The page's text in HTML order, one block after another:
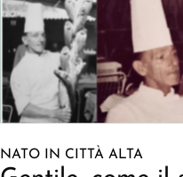
NATO IN CITTÀ ALTA